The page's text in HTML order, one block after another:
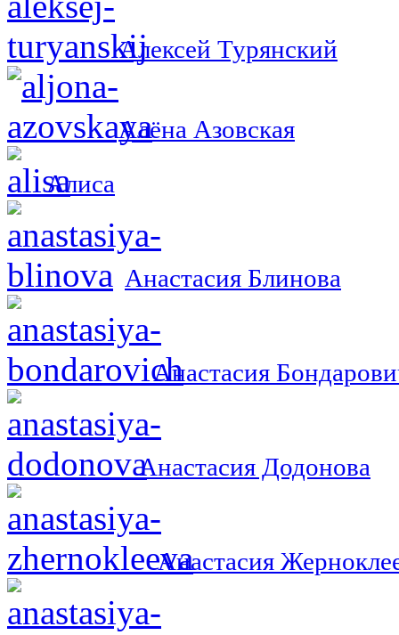
Алексей Турянский
Алёна Азовская
Алиса
Анастасия Блинова
Анастасия
Анастасия Додонова
Анастасия